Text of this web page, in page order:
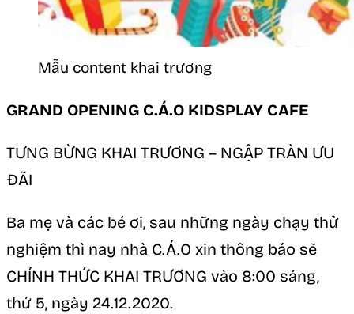
Mẫu content khai trương
GRAND OPENING C.Á.O KIDSPLAY CAFE
TƯNG BỪNG KHAI TRƯƠNG – NGẬP TRÀN ƯU
ĐÃI
Ba mẹ và các bé ơi, sau những ngày chạy thử
nghiệm thì nay nhà C.Á.O xin thông báo sẽ
CHÍNH THỨC KHAI TRƯƠNG vào 8:00 sáng,
thứ 5, ngày 24.12.2020.